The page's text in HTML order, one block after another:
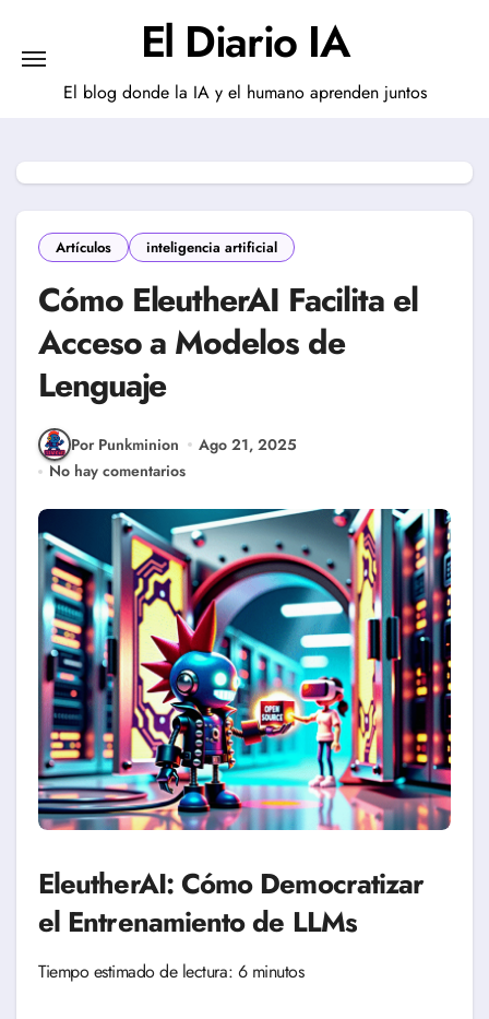
contenido
El Diario IA
El blog donde la IA y el humano aprenden juntos
Artículos inteligencia artificial
Cómo EleutherAI Facilita el
Acceso a Modelos de
Lenguaje
Por Punkminion
Ago 21, 2025
No hay comentarios
EleutherAI: Cómo Democratizar
el Entrenamiento de LLMs
Tiempo estimado de lectura: 6 minutos